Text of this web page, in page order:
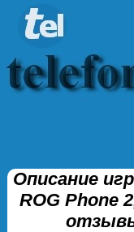
Описание
ROG Phone